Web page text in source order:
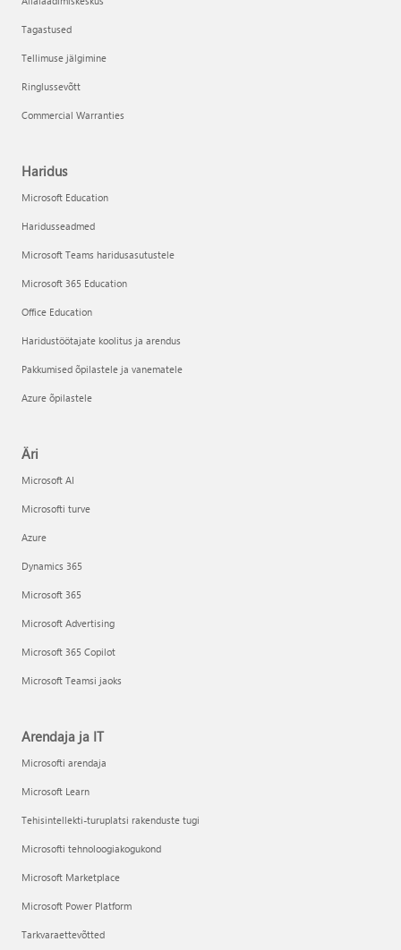
Tagastused
Tellimuse jälgimine
Ringlussevõtt
Commercial Warranties
Haridus
Microsoft Education
Haridusseadmed
Microsoft Teams haridusasutustele
Microsoft 365 Education
Office Education
Haridustöötajate koolitus ja arendus
Pakkumised õpilastele ja vanematele
Azure õpilastele
Äri
Microsoft AI
Microsofti turve
Azure
Dynamics 365
Microsoft 365
Microsoft Advertising
Microsoft 365 Copilot
Microsoft Teamsi jaoks
Arendaja ja IT
Microsofti arendaja
Microsoft Learn
Tehisintellekti-turuplatsi rakenduste tugi
Microsofti tehnoloogiakogukond
Microsoft Marketplace
Microsoft Power Platform
Tarkvaraettevõtted